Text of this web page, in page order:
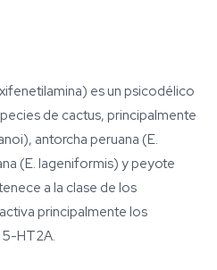
es un psicodélico
de cactus, principalmente
antorcha peruana (E.
(E. lageniformis) y peyote
a la clase de los
principalmente los
HT2A.